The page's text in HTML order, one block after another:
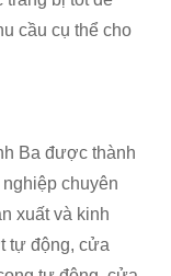
cầu cụ thể cho
Ba được thành
chuyên
xuất và kinh
tự động, cửa